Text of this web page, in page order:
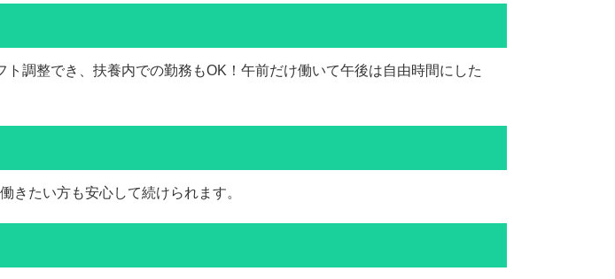
調整でき、扶養内での勤務もOK！午前だけ働いて午後は自由時間にした
きたい方も安心して続けられます。